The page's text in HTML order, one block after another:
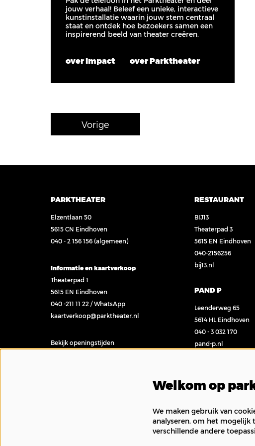
jouw verhaal! Beleef een unieke, interactieve
kunstinstallatie waarin jouw stem centraal
staat en ontdek hoe bezoekers samen een
inspirerend beeld van theater creëren.
over Impact over Parktheater
Vorige
PARKTHEATER
Elzentlaan 50
5615 CN Eindhoven
040 - 2 156 156 (algemeen)
Informatie en kaartverkoop
Theaterpad 1
5615 EN Eindhoven
040 -211 11 22 /WhatsApp
kaartverkoop@parktheater.nl
Bekijk openingstijden
RESTAURANT
BIJ13
Theaterpad 3
5615 EN Eindhoven
040-2156256
bij13.nl
PAND P
Leenderweg 65
5614 HL Eindhoven
040 - 3 032 170
pand-p.nl
Welkom op
We maken gebruik van
analyseren, om het mogelijk
verschillende andere